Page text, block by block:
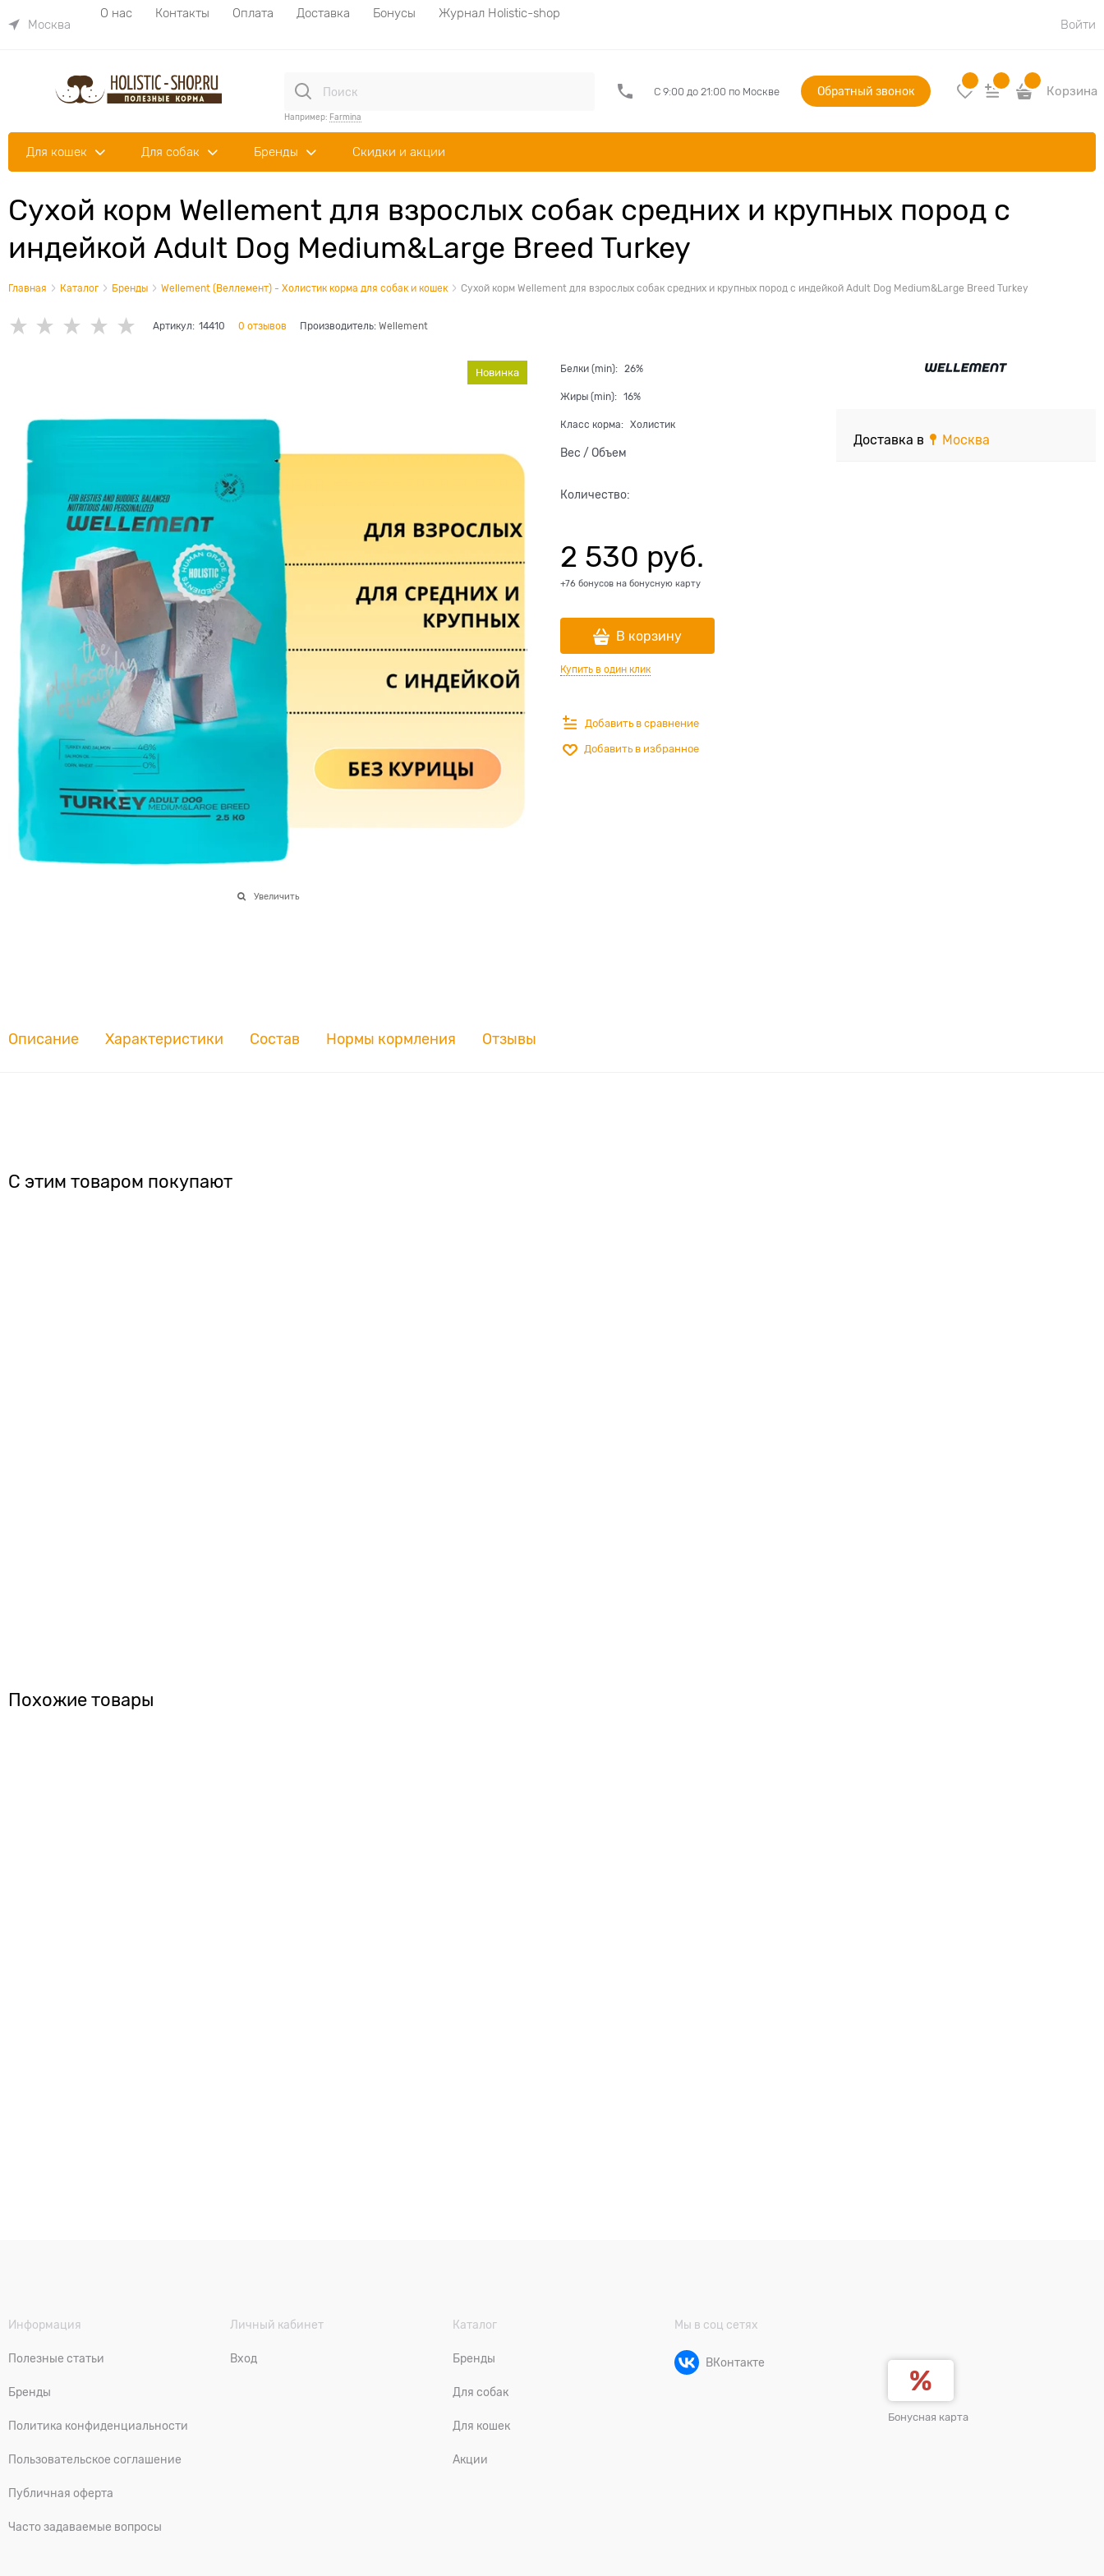
Москва
О нас Контакты Оплата Доставка Бонусы
Журнал Holistic-shop
Войти
Например: Farmina
С 9:00 до 21:00 по Москве Обратный звонок Корзина
Для кошек Для собак Бренды Скидки и акции
Сухой корм Wellement для взрослых собак средних и крупных пород с
индейкой Adult Dog Medium&Large Breed Turkey
Главная Каталог Бренды Wellement (Веллемент) - Холистик корма для собак и кошек Сухой корм Wellement для взрослых собак средних и крупных пород с индейкой Adult Dog Medium&Large Breed Turkey
Артикул: 14410 0 отзывов Производитель: Wellement
Новинка
Увеличить
Белки (min): 26%
Жиры (min): 16%
Класс корма: Холистик
Вес / Объем
Количество:
2 530 руб.
+76 бонусов на бонусную карту
В корзину
Купить в один клик
Добавить в сравнение
Добавить в избранное
Доставка в Москва
Описание Характеристики Состав Нормы кормления Отзывы
С этим товаром покупают
Похожие товары
Информация
Полезные статьи
Бренды
Политика конфиденциальности
Пользовательское соглашение
Публичная оферта
Часто задаваемые вопросы
Личный кабинет
Вход
Каталог
Бренды
Для собак
Для кошек
Акции
Мы в соц сетях
ВКонтакте
Бонусная карта